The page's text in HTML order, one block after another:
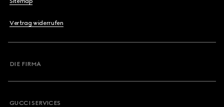
Vertrag widerrufen
DIE FIRMA
GUCCI SERVICES